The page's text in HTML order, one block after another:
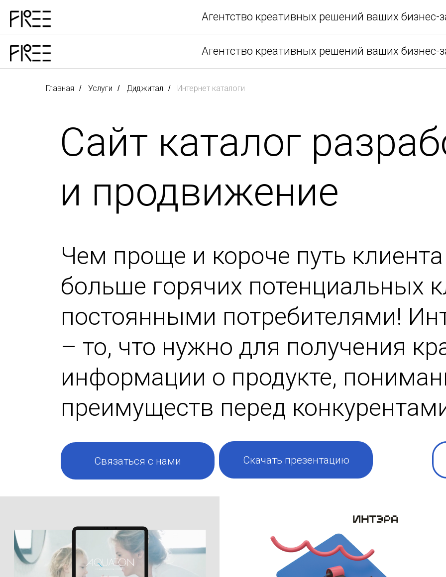
Агентство креативных решений ваших бизнес-
Агентство креативных решений ваших бизнес-
Главная / Услуги / Диджитал / Интернет каталоги
Сайт каталог
и продвижение
Чем проще и короче путь
больше горячих потенциальных
постоянными потребителями!
– то, что нужно для получения
информации о продукте,
преимуществ перед
Связаться с нами Скачать презентацию